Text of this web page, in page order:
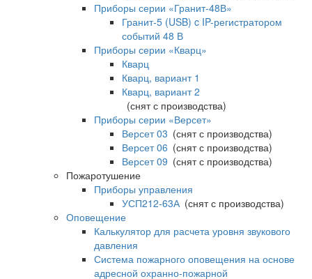
Приборы серии «Гранит-48В»
Гранит-5 (USB) c IP-регистратором
событий 48 В
Приборы серии «Кварц»
Кварц
Кварц, вариант 1
Кварц, вариант 2
(снят с производства)
Приборы серии «Версет»
Версет 03 (снят с производства)
Версет 06 (снят с производства)
Версет 09 (снят с производства)
Пожаротушение
Приборы управления
УСП212-63А(снят с производства)
Оповещение
Калькулятор для расчета уровня звукового
давления
Система пожарного оповещения на основе
адресной охранно-пожарной